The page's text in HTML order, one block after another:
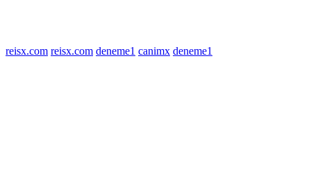
reisx.com reisx.com deneme1 canimx deneme1